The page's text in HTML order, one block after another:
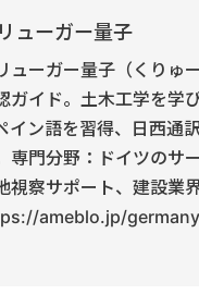
ューガー量子
ューガー量子（くりゅ
ガイド。土木工学を学
イン語を習得、日西通
専門分野：ドイツのサ
視察サポート、建設業
ameblo.jp/